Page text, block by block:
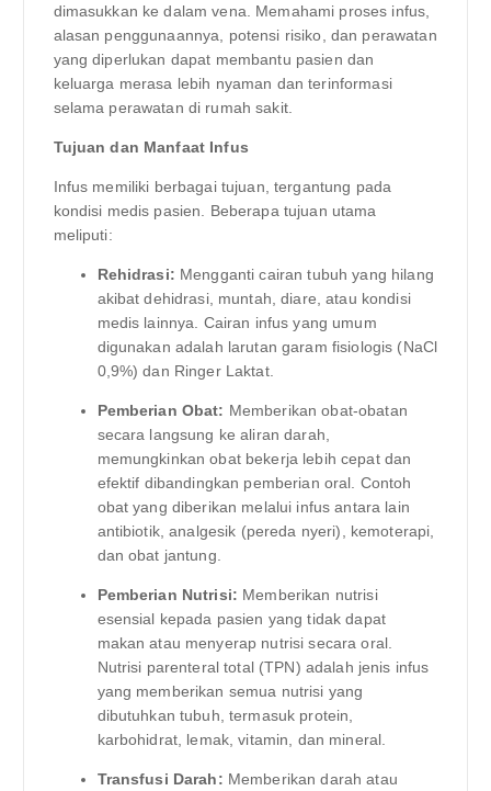
dimasukkan ke dalam vena. Memahami proses infus,
alasan penggunaannya, potensi risiko, dan perawatan
yang diperlukan dapat membantu pasien dan
keluarga merasa lebih nyaman dan terinformasi
selama perawatan di rumah sakit.
Tujuan dan Manfaat Infus
Infus memiliki berbagai tujuan, tergantung pada
kondisi medis pasien. Beberapa tujuan utama
meliputi:
Rehidrasi: Mengganti cairan tubuh yang hilang
akibat dehidrasi, muntah, diare, atau kondisi
medis lainnya. Cairan infus yang umum
digunakan adalah larutan garam fisiologis (NaCl
0,9%) dan Ringer Laktat.
Pemberian Obat: Memberikan obat-obatan
secara langsung ke aliran darah,
memungkinkan obat bekerja lebih cepat dan
efektif dibandingkan pemberian oral. Contoh
obat yang diberikan melalui infus antara lain
antibiotik, analgesik (pereda nyeri), kemoterapi,
dan obat jantung.
Pemberian Nutrisi: Memberikan nutrisi
esensial kepada pasien yang tidak dapat
makan atau menyerap nutrisi secara oral.
Nutrisi parenteral total (TPN) adalah jenis infus
yang memberikan semua nutrisi yang
dibutuhkan tubuh, termasuk protein,
karbohidrat, lemak, vitamin, dan mineral.
Transfusi Darah: Memberikan darah atau